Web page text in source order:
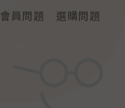
會員問題 選購問題